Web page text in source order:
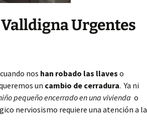
Urgentes
nos han robado las llaves o
un cambio de cerradura. Ya ni
pequeño encerrado en una vivienda o
nerviosismo requiere una atención a la